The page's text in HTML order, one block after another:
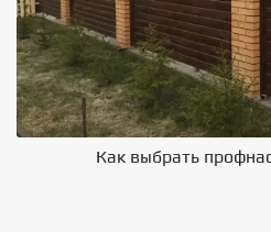
Как выбрать